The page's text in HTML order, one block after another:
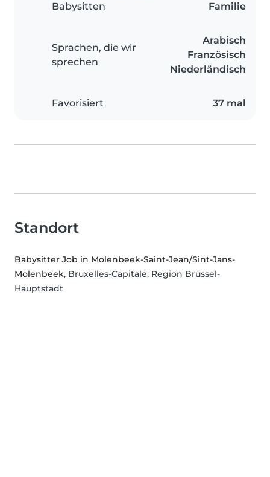
Babysitten
Familie
Sprachen, die wir
sprechen
Arabisch
Französisch
Niederländisch
Favorisiert 37 mal
Standort
Babysitter Job in Molenbeek-Saint-Jean/Sint-Jans-
Molenbeek, Bruxelles-Capitale, Region Brüssel-
Hauptstadt